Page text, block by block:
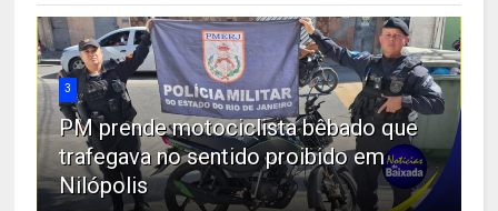
3
PM prende motociclista bêbado que
trafegava no sentido proibido em
Nilópolis